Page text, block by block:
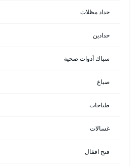
حداد مظلات
حدادين
سباك أدوات صحية
صباغ
طباخات
غسالات
فتح اقفال